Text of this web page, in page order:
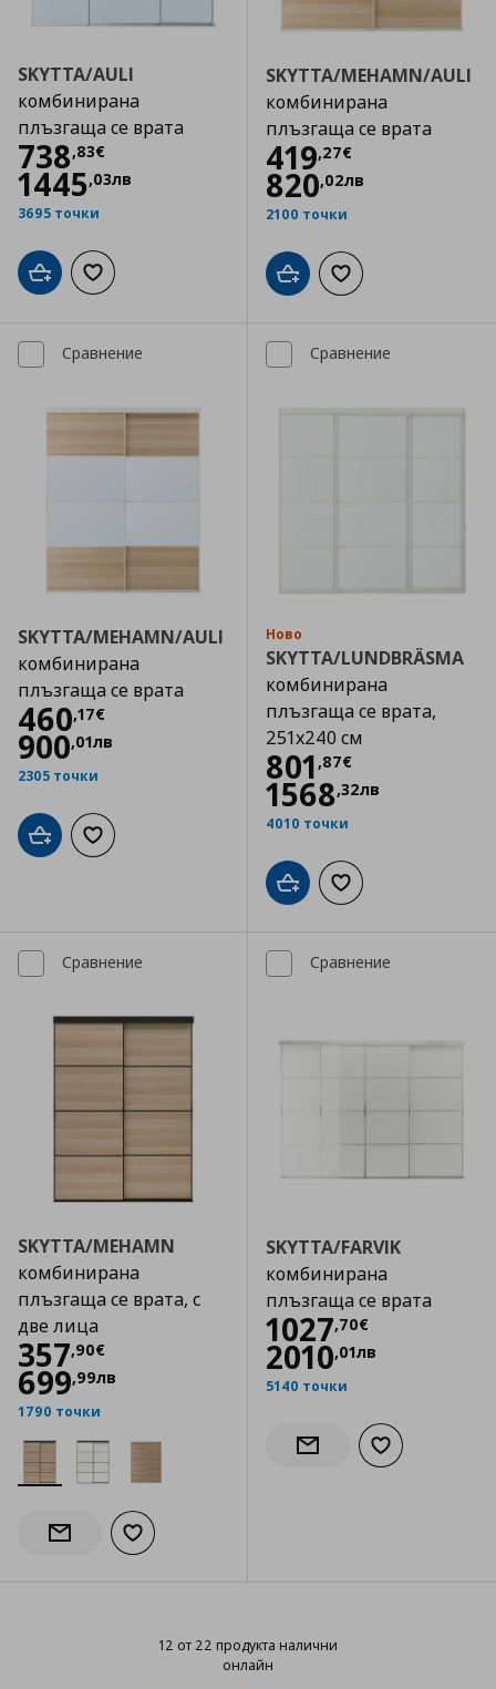
SKYTTA/AULI
комбинирана
плъзгаща се врата
738,83€
Цена
1445,03лв
3695 точки
Добави в кошницата
Добави към списъка с любими
SKYTTA/MEHAMN/AULI
комбинирана
плъзгаща се врата
419,27€
Цена
820,02лв
2100 точки
Добави в кошницата
Добави към
Сравнение
SKYTTA/MEHAMN/AULI
комбинирана
плъзгаща се врата
460,17€
Цена
900,01лв
2305 точки
Добави в кошницата
Добави към списъка с любими
Сравнение
Ново
SKYTTA/LUNDBRÄSMA
комбинирана
плъзгаща се врата,
251x240 см
801 ,87€
Цена
1568,32лв
4010 точки
Добави в кошницата
Добави към
Сравнение
SKYTTA/MEHAMN
комбинирана
плъзгаща се врата, с
две лица
357,90€
Цена
699,99лв
1790 точки
Информирай ме за наличност
Добави към списъка с любими
Сравнение
SKYTTA/FARVIK
комбинирана
плъзгаща се врата
1027,70€
Цена1027,70 €
2010,01лв
5140 точки
Информирай ме за
Добави към
12 от 22 продукта налични
онлайн
12 от 22 продукта налични